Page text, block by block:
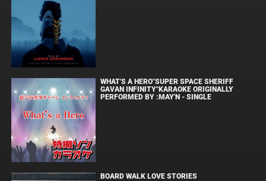
WHAT'S A HERO"SUPER SPACE SHERIFF
GAVAN INFINITY"KARAOKE ORIGINALLY
PERFORMED BY :MAY'N - SINGLE
BOARD WALK LOVE STORIES